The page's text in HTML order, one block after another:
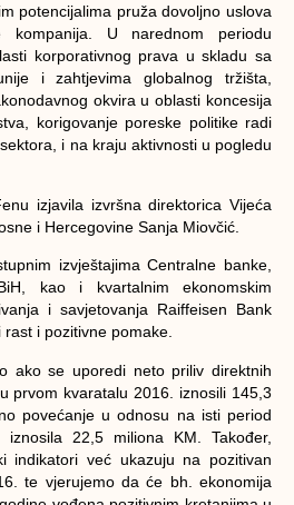
potencijalima pruža dovoljno uslova
kompanija. U narednom periodu
korporativnog prava u skladu sa
i zahtjevima globalnog tržišta,
okvira u oblasti koncesija
korigovanje poreske politike radi
i na kraju aktivnosti u pogledu
izjavila izvršna direktorica Vijeća
i Hercegovine Sanja Miovčić.
izvještajima Centralne banke,
kao i kvartalnim ekonomskim
i savjetovanja Raiffeisen Bank
i pozitivne pomake.
ako se uporedi neto priliv direktnih
prvom kvaratalu 2016. iznosili 145,3
povećanje u odnosu na isti period
22,5 miliona KM. Također,
indikatori već ukazuju na pozitivan
te vjerujemo da će bh. ekonomija